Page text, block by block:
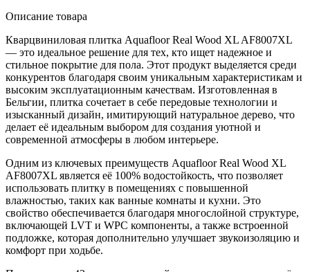
Описание товара
Кварцвиниловая плитка Aquafloor Real Wood XL AF8007XL
— это идеальное решение для тех, кто ищет надежное и
стильное покрытие для пола. Этот продукт выделяется среди
конкурентов благодаря своим уникальным характеристикам и
высоким эксплуатационным качествам. Изготовленная в
Бельгии, плитка сочетает в себе передовые технологии и
изысканный дизайн, имитирующий натуральное дерево, что
делает её идеальным выбором для создания уютной и
современной атмосферы в любом интерьере.
Одним из ключевых преимуществ Aquafloor Real Wood XL
AF8007XL является её 100% водостойкость, что позволяет
использовать плитку в помещениях с повышенной
влажностью, таких как ванные комнаты и кухни. Это
свойство обеспечивается благодаря многослойной структуре,
включающей LVT и WPC компоненты, а также встроенной
подложке, которая дополнительно улучшает звукоизоляцию и
комфорт при ходьбе.